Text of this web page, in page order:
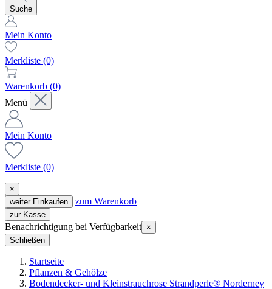
Suche
Mein Konto
Merkliste (0)
Warenkorb (0)
Menü
Mein Konto
Merkliste (0)
×
weiter Einkaufen
zum Warenkorb
zur Kasse
Benachrichtigung bei Verfügbarkeit ×
Schließen
Startseite
Pflanzen & Gehölze
Bodendecker- und Kleinstrauchrose Strandperle® Norderney